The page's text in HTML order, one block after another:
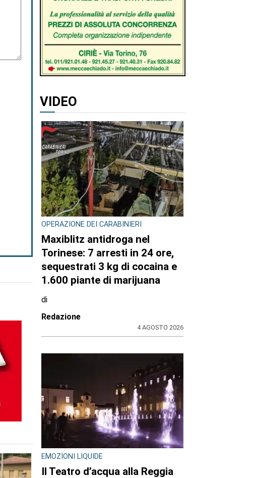
VIDEO
OPERAZIONE DEI CARABINIERI
Maxiblitz antidroga nel
Torinese: 7 arresti in 24 ore,
sequestrati 3 kg di cocaina e
1.600 piante di marijuana
di
Redazione
4 AGOSTO 2026
EMOZIONI LIQUIDE
Il Teatro d’acqua alla Reggia